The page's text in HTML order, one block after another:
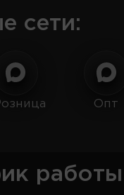
сети:
Опт